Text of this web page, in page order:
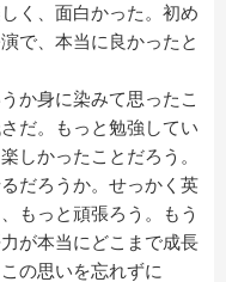
く、面白かった。初め
で、本当に良かったと
か身に染みて思ったこ
だ。もっと勉強してい
しかったことだろう。
だろうか。せっかく英
もっと頑張ろう。もう
が本当にどこまで成長
の思いを忘れずに